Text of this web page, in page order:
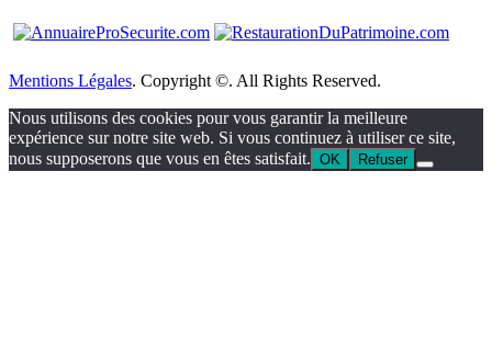
Mentions Légales. Copyright ©. All Rights Reserved.
Nous utilisons des cookies pour vous garantir la meilleure
expérience sur notre site web. Si vous continuez à utiliser ce site,
nous supposerons que vous en êtes satisfait. OK Refuser